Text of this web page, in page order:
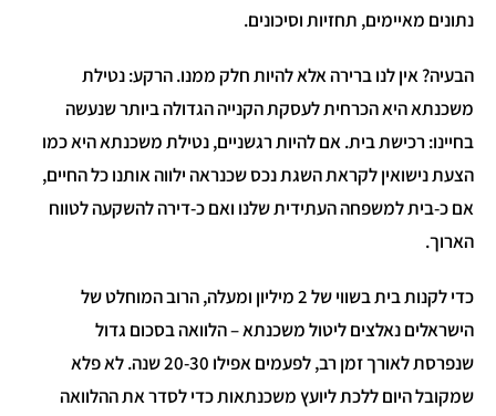
נתונים מאיימים, תחזיות וסיכונים.
הבעיה? אין לנו ברירה אלא להיות חלק ממנו. הרקע: נטילת
משכנתא היא הכרחית לעסקת הקנייה הגדולה ביותר שנעשה
בחיינו: רכישת בית. אם להיות רגשניים, נטילת משכנתא היא כמו
הצעת נישואין לקראת השגת נכס שכנראה ילווה אותנו כל החיים,
אם כ-בית למשפחה העתידית שלנו ואם כ-דירה להשקעה לטווח
הארוך.
כדי לקנות בית בשווי של 2 מיליון ומעלה, הרוב המוחלט של
הישראלים נאלצים ליטול משכנתא – הלוואה בסכום גדול
שנפרסת לאורך זמן רב, לפעמים אפילו 20-30 שנה. לא פלא
שמקובל היום ללכת ליועץ משכנתאות כדי לסדר את ההלוואה